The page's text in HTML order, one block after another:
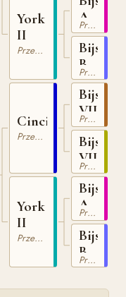
York
II
Przewalski
Cincinnati
Przewalski
York
II
Przewalski
APrzewalski
Bijsk
BPrzewalski
Bijsk
VII
Przewalski
Bijsk
VIII
Przewalski
Bijsk
APrzewalski
Bijsk
BPrzewalski